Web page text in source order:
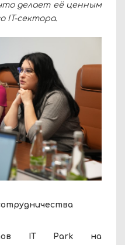
делает её ценным
IT-сектора.
IT Park на